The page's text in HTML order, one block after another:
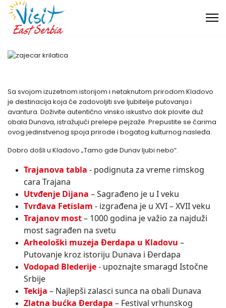
Sa svojom izuzetnom istorijom i netaknutom prirodom Kladovo
je destinacija koja će zadovoljiti sve ljubitelje putovanja i
avantura. Doživite autentično vinsko iskustvo dok plovite duž
obala Dunava, istražujući prelepe pejzaže. Prepustite se čarima
ovog jedinstvenog spoja prirode i bogatog kulturnog nasleđa.
Dobro došli u Kladovo „Tamo gde Dunav ljubi nebo“.
Trajanova tabla - podignuta za vreme rimskog
cara Trajana
Utvđenje Dijana – Sagrađeno je u I veku
Tvrđava Fetislam - izgrađena je u XVI – XVII veku
Trajanov most– 1000 godina je važio za najduži
most sagrađen na svetu
Arheološki muzeja Đerdapa u Kladovu –
Putovanje kroz istoriju Dunava i Đerdapa
Vodopad Blederije- upoznajte smaragd Istočne
Srbije
Tekija – Najlepši zalasci sunca na obali Dunava
Zlatna bućka Đerdapa – Festival vrhunskog